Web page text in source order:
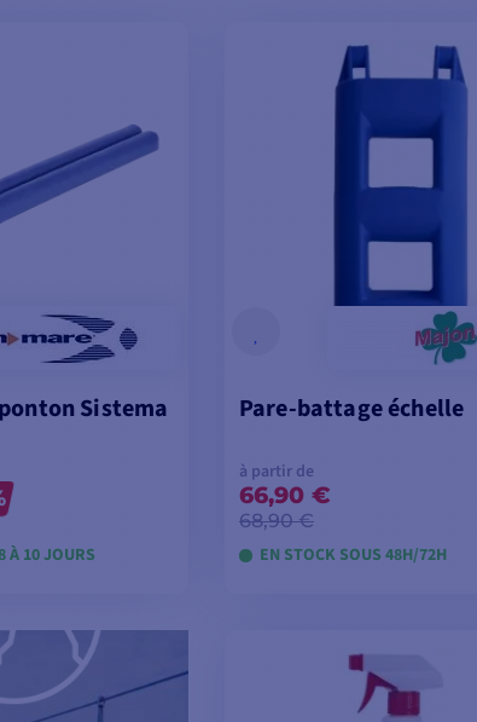
Sistema
À 10 JOURS
MODÈLES
Pare-battage échelle
à partir de
66,90 €
68,90 €
EN STOCK SOUS 48H/72H